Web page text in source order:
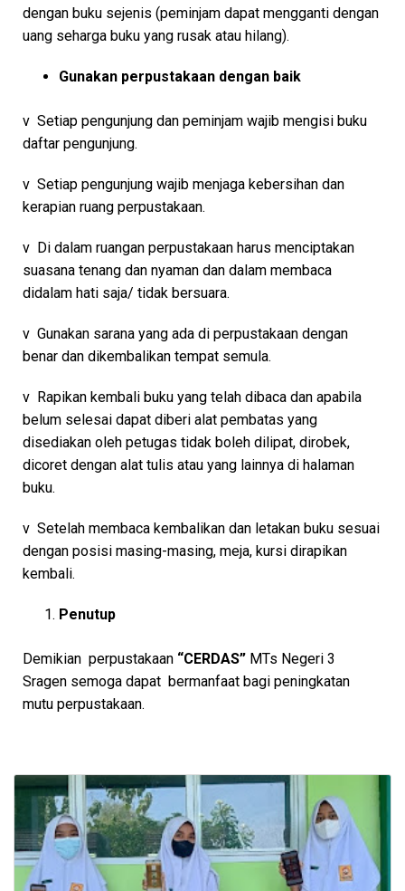
dengan buku sejenis (peminjam dapat mengganti dengan
uang seharga buku yang rusak atau hilang).
Gunakan perpustakaan dengan baik
v Setiap pengunjung dan peminjam wajib mengisi buku
daftar pengunjung.
v Setiap pengunjung wajib menjaga kebersihan dan
kerapian ruang perpustakaan.
v Di dalam ruangan perpustakaan harus menciptakan
suasana tenang dan nyaman dan dalam membaca
didalam hati saja/ tidak bersuara.
v Gunakan sarana yang ada di perpustakaan dengan
benar dan dikembalikan tempat semula.
v Rapikan kembali buku yang telah dibaca dan apabila
belum selesai dapat diberi alat pembatas yang
disediakan oleh petugas tidak boleh dilipat, dirobek,
dicoret dengan alat tulis atau yang lainnya di halaman
buku.
v Setelah membaca kembalikan dan letakan buku sesuai
dengan posisi masing-masing, meja, kursi dirapikan
kembali.
Penutup
Demikian perpustakaan “CERDAS” MTs Negeri 3
Sragen semoga dapat bermanfaat bagi peningkatan
mutu perpustakaan.